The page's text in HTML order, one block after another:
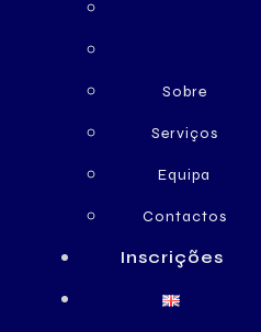
Sobre
Serviços
Equipa
Contactos
Inscrições